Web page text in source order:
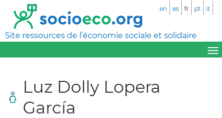
Site ressources de l’économie sociale et solidaire
en es fr pt it
Luz Dolly Lopera
García